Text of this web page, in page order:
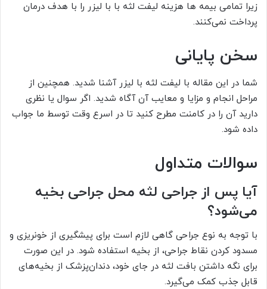
زیرا تمامی بیمه ها هزینه لیفت لثه با با لیزر را با هدف درمان
پرداخت نمی‌کنند.
سخن پایانی
شما در این مقاله با لیفت لثه با لیزر آشنا شدید. همچنین از
مراحل انجام و مزایا و معایب آن آگاه شدید. اگر سوال یا نظری
دارید آن را در کامنت مطرح کنید تا در اسرع وقت توسط ما جواب
داده شود.
سوالات متداول
آیا پس از جراحی لثه محل جراحی بخیه
می‌شود؟
با توجه به نوع جراحی گاهی لازم است برای پیشگیری از خونریزی و
مسدود کردن نقاط جراحی، از بخیه استفاده شود. در این صورت
برای نگه داشتن بافت لثه در جای خود، دندان‌پزشک از بخیه‌های
قابل جذب کمک می‌گیرد.